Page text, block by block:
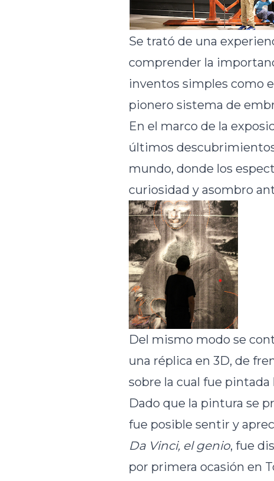
Se trató de una
comprender la
inventos simples como
pionero sistema de
En el marco de la
últimos
mundo, donde los
curiosidad y asombro
Del mismo modo se
una réplica en 3D, de
sobre la cual fue pintada
Dado que la pintura se
fue posible sentir y
Da Vinci, el genio, fue
por primera ocasión en